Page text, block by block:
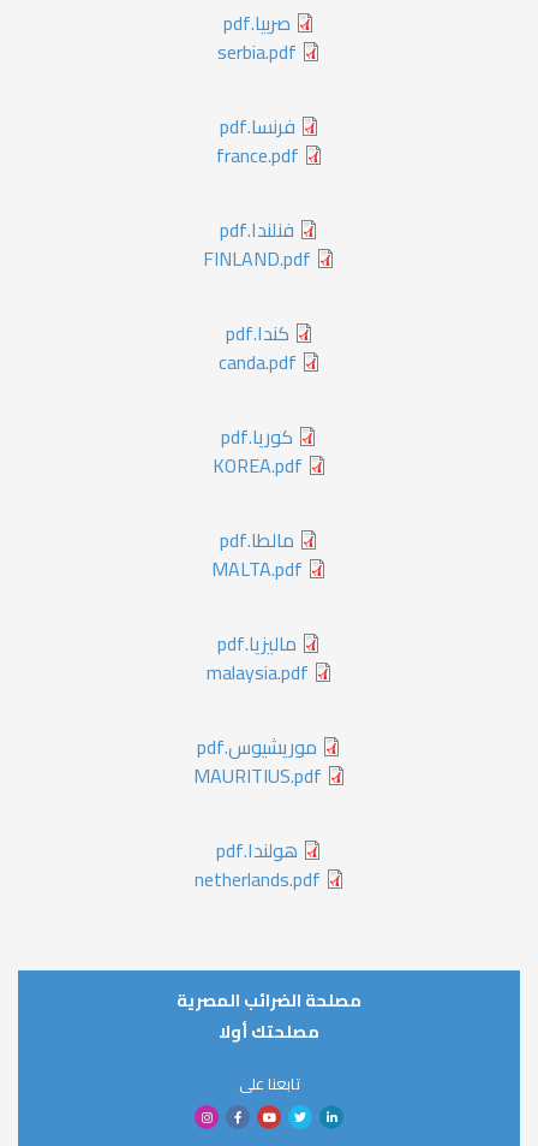
صربيا.pdf
serbia.pdf
فرنسا.pdf
france.pdf
فنلندا.pdf
FINLAND.pdf
كندا.pdf
canda.pdf
كوريا.pdf
KOREA.pdf
مالطا.pdf
MALTA.pdf
ماليزيا.pdf
malaysia.pdf
موريشيوس.pdf
MAURITIUS.pdf
هولندا.pdf
netherlands.pdf
مصلحة الضرائب المصرية
مصلحتك أولا
تابعنا على